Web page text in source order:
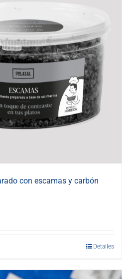
con escamas y carbón
Detalles